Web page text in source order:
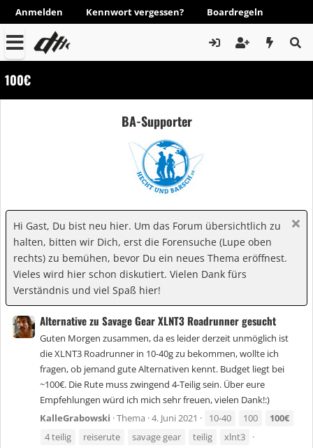
Anmelden Kennwort vergessen? Boardregeln
100€
BA-Supporter
Hi Gast, Du bist neu hier. Um das Forum übersichtlich zu
halten, bitten wir Dich, erst die Forensuche (Lupe oben
rechts) zu bemühen, bevor Du ein neues Thema eröffnest.
Vieles wird hier schon diskutiert. Vielen Dank fürs
Verständnis und viel Spaß hier!
Alternative zu Savage Gear XLNT3 Roadrunner gesucht
Guten Morgen zusammen, da es leider derzeit unmöglich ist
die XLNT3 Roadrunner in 10-40g zu bekommen, wollte ich
fragen, ob jemand gute Alternativen kennt. Budget liegt bei
~100€. Die Rute muss zwingend 4-Teilig sein. Über eure
Empfehlungen würd ich mich sehr freuen, vielen Dank!:)
KalleGrabowski Thema 4. Juni 2021 10-40 100
100€
4 teilig
reiserute savage gear teilig
xlnt3